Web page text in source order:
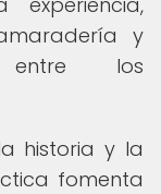
y
entre los
historia y la
fomenta